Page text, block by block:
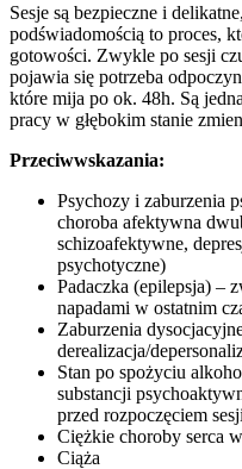
Sesje są bezpieczne i
podświadomością to proces,
gotowości. Zwykle po sesji
pojawia się potrzeba
które mija po ok. 48h. Są
pracy w głębokim stanie
Przeciwwskazania:
Psychozy i zaburzenia
choroba afektywna
schizoafektywne,
psychotyczne)
Padaczka (epilepsja) –
napadami w ostatnim
Zaburzenia
derealizacja/
Stan po spożyciu
substancji
przed rozpoczęciem sesji
Ciężkie choroby serca
Ciąża